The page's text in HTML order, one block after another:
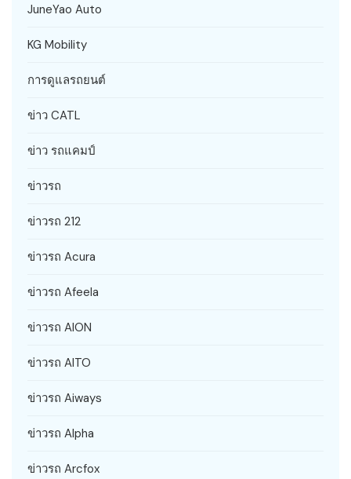
JuneYao Auto
KG Mobility
การดูแลรถยนต์
ข่าว CATL
ข่าว รถแคมป์
ข่าวรถ
ข่าวรถ 212
ข่าวรถ Acura
ข่าวรถ Afeela
ข่าวรถ AION
ข่าวรถ AITO
ข่าวรถ Aiways
ข่าวรถ Alpha
ข่าวรถ Arcfox